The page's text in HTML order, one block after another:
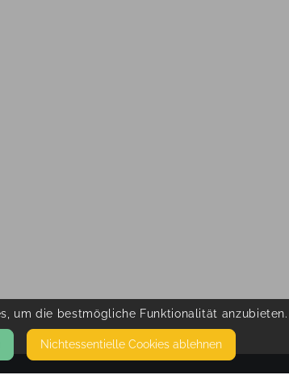
um die bestmögliche Funktionalität
Nicht­essentielle Cookies ablehnen